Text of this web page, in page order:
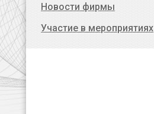
Новости фирмы
Участие в мероприятиях